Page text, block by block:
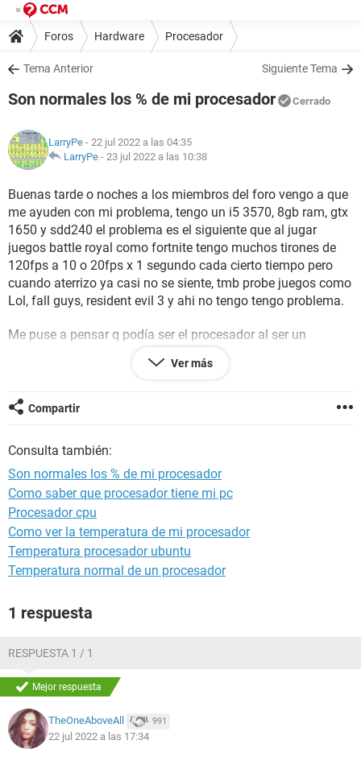
Foros Hardware Procesador
Tema Anterior Siguiente Tema
Son normales los % de mi procesador Cerrado
LarryPe - 22 jul 2022 a las 04:35
LarryPe - 23 jul 2022 a las 10:38
Buenas tarde o noches a los miembros del foro vengo a que
me ayuden con mi problema, tengo un i5 3570, 8gb ram, gtx
1650 y sdd240 el problema es el siguiente que al jugar
juegos battle royal como fortnite tengo muchos tirones de
120fps a 10 o 20fps x 1 segundo cada cierto tiempo pero
cuando aterrizo ya casi no se siente, tmb probe juegos como
Lol, fall guys, resident evil 3 y ahi no tengo tengo problema.
Me puse a pensar q podía ser el procesador al ser un
msi afterburner y me arrojo estos % que me parece q no son
un video corto del test.
feature=share&cbrd=1&ucbcb=1
Cualquier respuesta o solución sera de mucha ayuda
gracias.
Ver más
Compartir
Consulta también:
Son normales los % de mi procesador
Como saber que procesador tiene mi pc
Procesador cpu
Como ver la temperatura de mi procesador
Temperatura procesador ubuntu
Temperatura normal de un procesador
1 respuesta
RESPUESTA 1 / 1
Mejor respuesta
TheOneAboveAll 991
22 jul 2022 a las 17:34